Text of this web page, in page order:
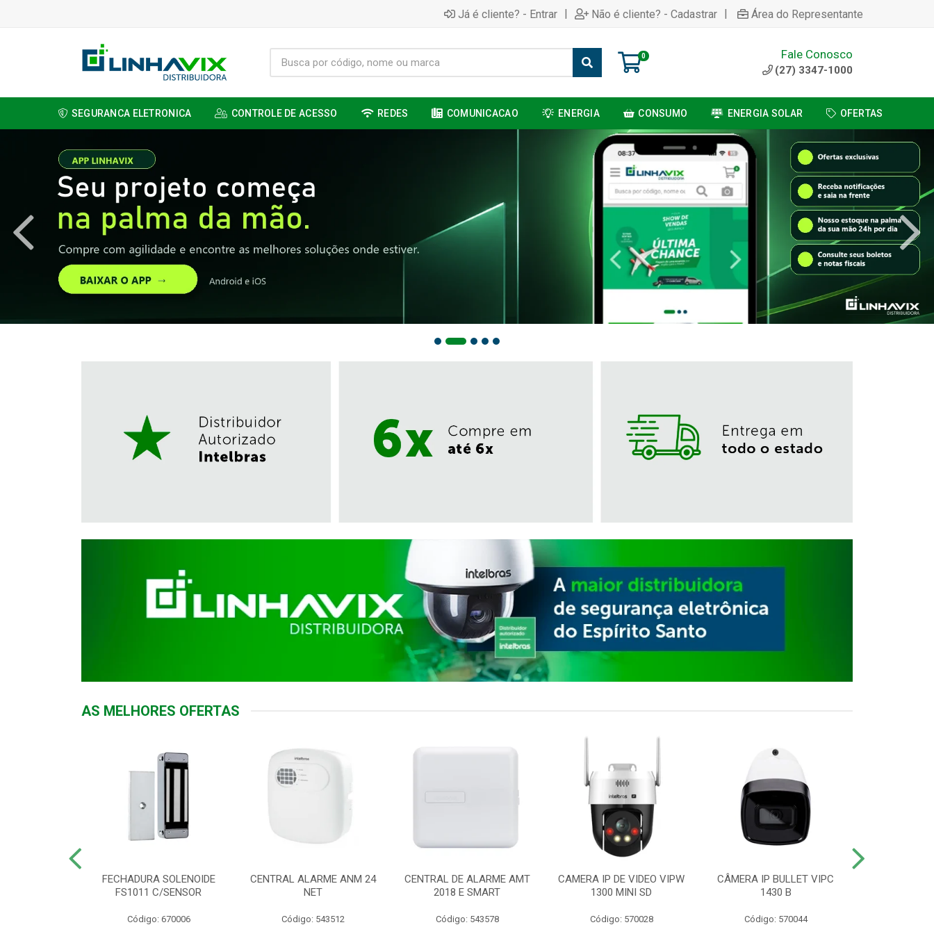
Já é cliente? - Entrar | Não é cliente? - Cadastrar | Área do Representante
0 Fale Conosco
(27) 3347-1000
SEGURANCA ELETRONICA CONTROLE DE ACESSO REDES COMUNICACAO ENERGIA CONSUMO ENERGIA SOLAR OFERTAS
AS MELHORES OFERTAS
FECHADURA SOLENOIDE
FS1011 C/SENSOR
Código: 670006
CENTRAL ALARME ANM 24
NET
Código: 543512
CENTRAL DE ALARME AMT
2018 E SMART
Código: 543578
CAMERA IP DE VIDEO VIPW
1300 MINI SD
Código: 570028
CÂMERA IP BULLET VIPC
1430 B
Código: 570044